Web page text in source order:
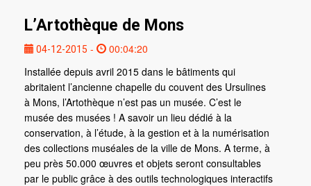
L’Artothèque de Mons
04-12-2015 -
00:04:20
Installée depuis avril 2015 dans le bâtiments qui
abritaient l’ancienne chapelle du couvent des Ursulines
à Mons, l’Artothèque n’est pas un musée. C’est le
musée des musées ! A savoir un lieu dédié à la
conservation, à l’étude, à la gestion et à la numérisation
des collections muséales de la ville de Mons. A terme, à
peu près 50.000 œuvres et objets seront consultables
par le public grâce à des outils technologiques interactifs